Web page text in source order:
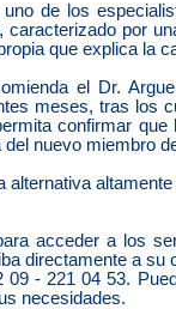
de los
por
que explica la
el Dr.
meses, tras los
confirmar
del nuevo miembro
alternativa
acceder a los
directamente a su
09 - 221 04 53.
necesidades.